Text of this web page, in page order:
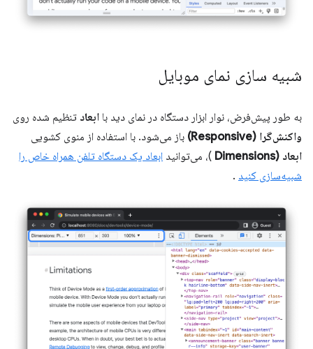
شبیه سازی نمای موبایل
به طور پیش‌فرض، نوار ابزار دستگاه در نمای دید با ابعاد تنظیم شده روی
واکنش‌گرا (Responsive)
باز می‌شود. با استفاده از منوی کشویی
ابعاد (Dimensions
)، می‌توانید ابعاد یک دستگاه تلفن همراه خاص را
شبیه‌سازی کنید .